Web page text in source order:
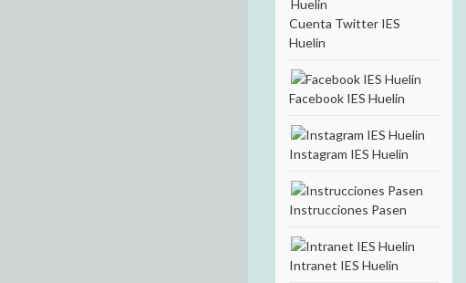
Cuenta Twitter IES
Huelin
Facebook IES Huelin
Instagram IES Huelin
Instrucciones Pasen
Intranet IES Huelin